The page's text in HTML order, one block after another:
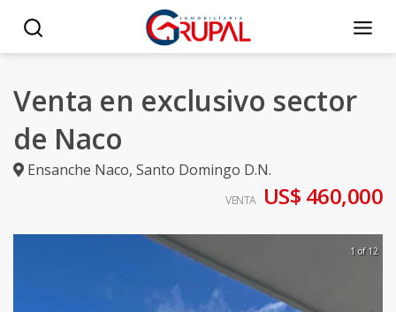
Venta en exclusivo sector
de Naco
Ensanche Naco, Santo Domingo D.N.
VENTA US$ 460,000
1 of 12